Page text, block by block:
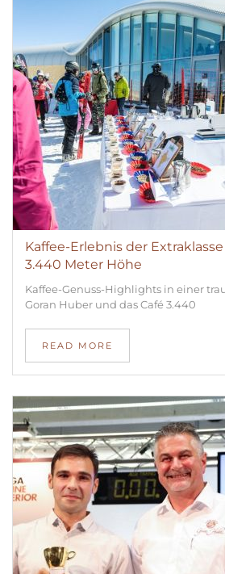
Kaffee-Erlebnis der
3.440 Meter Höhe
Kaffee-Genuss-Highlights in einer
Goran Huber und das Café 3.440
READ MORE